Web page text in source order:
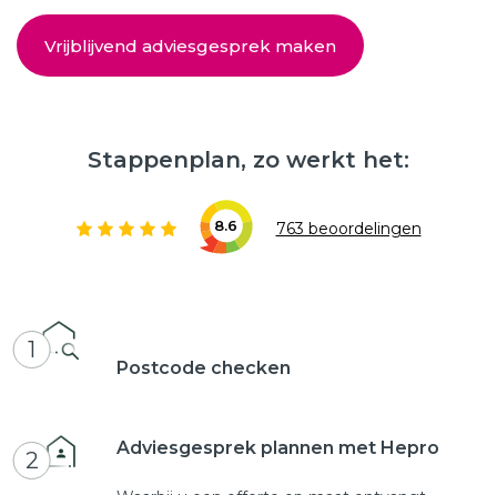
Vrijblijvend adviesgesprek maken
Stappenplan, zo werkt het:
8.6 763 beoordelingen
1
Postcode checken
2 Adviesgesprek plannen met Hepro